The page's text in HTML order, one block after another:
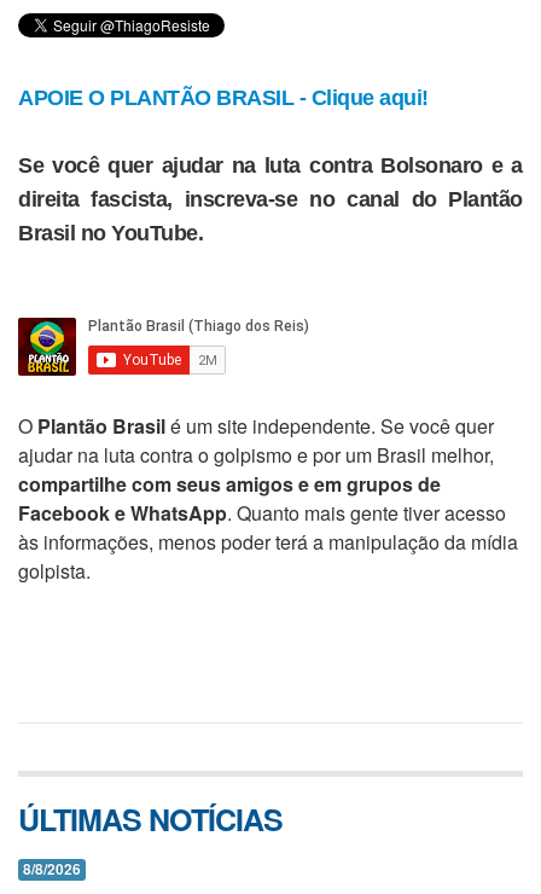
APOIE O PLANTÃO BRASIL - Clique aqui!
Se você quer ajudar na luta contra Bolsonaro e a
direita fascista, inscreva-se no canal do Plantão
Brasil no YouTube.
O Plantão Brasilé um site independente. Se você quer
ajudar na luta contra o golpismo e por um Brasil melhor,
compartilhe com seus amigos e em grupos de
Facebook e WhatsApp. Quanto mais gente tiver acesso
às informações, menos poder terá a manipulação da mídia
golpista.
ÚLTIMAS NOTÍCIAS
8/8/2026